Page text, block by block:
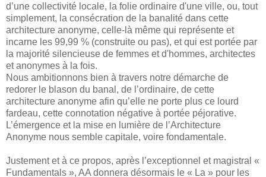
d’une collectivité locale, la folie ordinaire d'une ville, ou, tout
simplement, la consécration de la banalité dans cette
architecture anonyme, celle-là même qui représente et
incarne les 99,99 % (construite ou pas), et qui est portée par
la majorité silencieuse de femmes et d'hommes, architectes
et anonymes à la fois.
Nous ambitionnons bien à travers notre démarche de
redorer le blason du banal, de l’ordinaire, de cette
architecture anonyme afin qu’elle ne porte plus ce lourd
fardeau, cette connotation négative à portée péjorative.
L’émergence et la mise en lumière de l’Architecture
Anonyme nous semble capitale, voire fondamentale.
Justement et à ce propos, après l’exceptionnel et magistral «
Fundamentals », AA donnera désormais le « La » pour les